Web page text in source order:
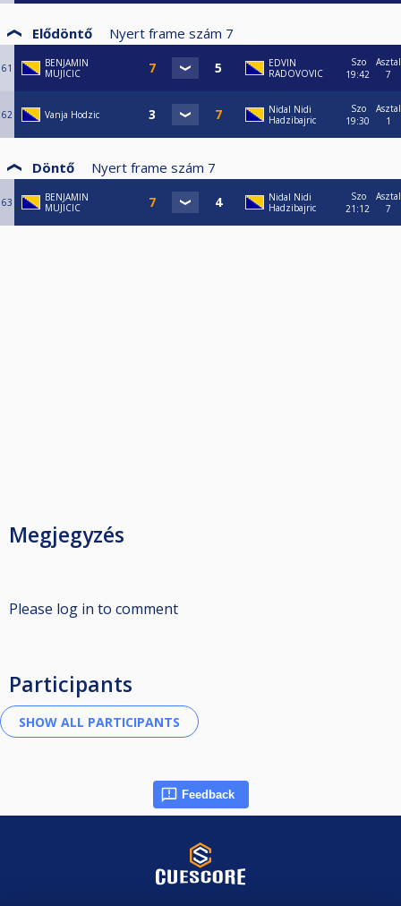
Elődöntő Nyert frame szám 7
61
BENJAMIN
MUJICIC
EDVIN
RADOVOVIC
Szo
19:42
Asztal
7
62 Vanja Hodzic
Nidal Nidi
Hadzibajric
Szo
19:30
Asztal
1
Döntő Nyert frame szám 7
63
BENJAMIN
MUJICIC
Nidal Nidi
Hadzibajric
Szo
21:12
Asztal
7
Megjegyzés
Please log in to comment
Participants
Feedback